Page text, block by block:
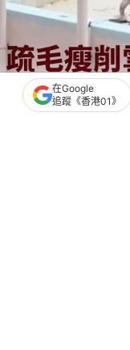
在Google
追蹤《香港01》